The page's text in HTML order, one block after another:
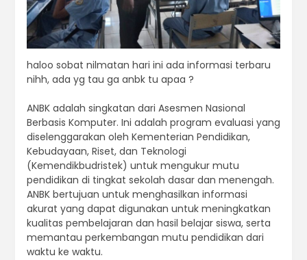
haloo sobat nilmatan hari ini ada informasi terbaru
nihh, ada yg tau ga anbk tu apaa ?
ANBK adalah singkatan dari Asesmen Nasional
Berbasis Komputer. Ini adalah program evaluasi yang
diselenggarakan oleh Kementerian Pendidikan,
Kebudayaan, Riset, dan Teknologi
(Kemendikbudristek) untuk mengukur mutu
pendidikan di tingkat sekolah dasar dan menengah.
ANBK bertujuan untuk menghasilkan informasi
akurat yang dapat digunakan untuk meningkatkan
kualitas pembelajaran dan hasil belajar siswa, serta
memantau perkembangan mutu pendidikan dari
waktu ke waktu.